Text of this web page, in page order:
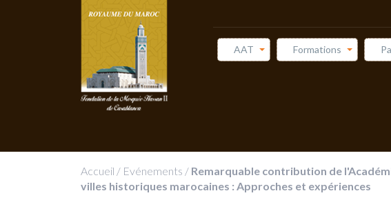
AAT Formations
Accueil / Evénements / Remarquable contribution de
villes historiques marocaines : Approches et expériences